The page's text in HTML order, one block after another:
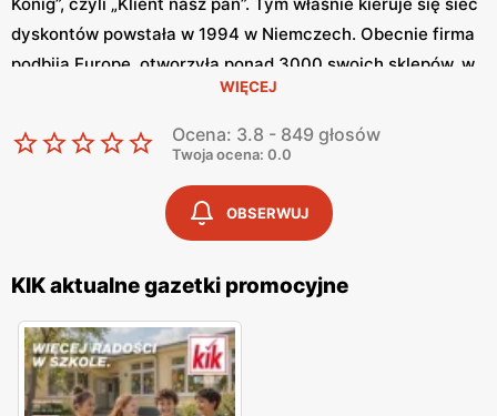
dyskontów powstała w 1994 w Niemczech. Obecnie firma
podbija Europę, otworzyła ponad 3000 swoich sklepów, w
tym ok. 200 w samej Polsce. Firma ta jednak nie
poprzestaje na tym, ma w planach ambitny plan rozwoju.
Zaskarbia sobie zainteresowanie klientów tym, że oferuje
dobrej jakości produkty w naprawdę niskich cenach. Nie
dość, że ceny są niskie, to sieć regularnie obniża ceny
wybranych produktów. KIK gazetka aktualna to miejsce,
gdzie można regularnie śledzić aktualne promocje. Można
to robić nie tylko stacjonarnie przeglądając tradycyjną,
papierową gazetkę, ale również można znaleźć
KIKw internecie.
WIĘCEJ
Ocena: 3.8 - 849 głosów
Twoja ocena: 0.0
OBSERWUJ
KIK aktualne gazetki promocyjne